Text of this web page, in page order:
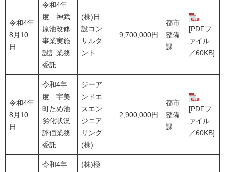
令和4年
8月10
日
令和4年
度 神武
原池改修
事業実施
設計業務
委託
(株)日
設コン
サルタ
ント
9,700,000円
都市
整備
課
[PDFフ
ァイル
／60KB]
令和4年
8月10
日
令和4年
度 宇美
町ため池
劣化状況
評価業務
委託
ジーア
ンドエ
スエン
ジニア
リング
(株)
2,900,000円
都市
整備
課
[PDFフ
ァイル
／60KB]
令和4年
(株)極